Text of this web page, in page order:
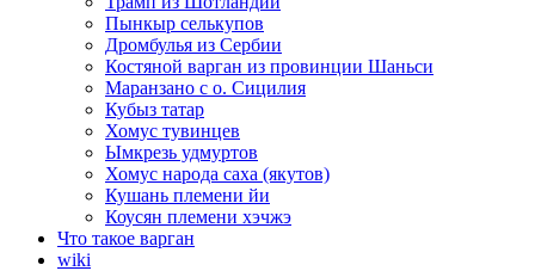
Пынкыр селькупов
Дромбулья из Сербии
Костяной варган из провинции Шаньси
Маранзано с о. Сицилия
Кубыз татар
Хомус тувинцев
Ымкрезь удмуртов
Хомус народа саха (якутов)
Кушань племени йи
Коусян племени хэчжэ
Что такое варган
wiki